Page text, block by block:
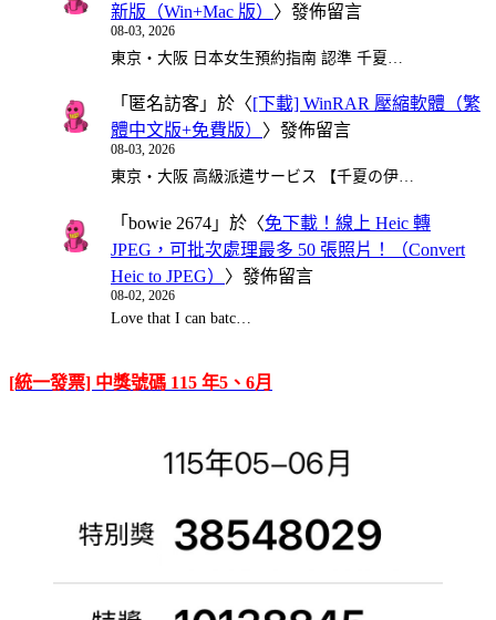
新版（Win+Mac 版） 〉發佈留言
08-03, 2026
東京・大阪 日本女生預約指南 認準 千夏…
「 匿名訪客 」於〈[下載] WinRAR 壓縮軟體（繁
體中文版+免費版） 〉發佈留言
08-03, 2026
東京・大阪 高級派遣サービス 【千夏の伊…
「 bowie 2674 」於〈免下載！線上 Heic 轉
JPEG，可批次處理最多 50 張照片！（Convert
Heic to JPEG） 〉發佈留言
08-02, 2026
Love that I can batc…
[統一發票] 中獎號碼 115 年5、6月